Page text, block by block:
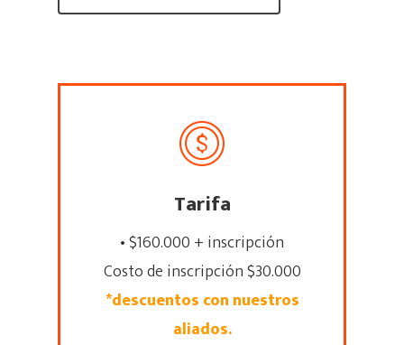
Tarifa
• $160.000 + inscripción
Costo de inscripción $30.000
*descuentos con nuestros
aliados.
Instructores
(60)2 393 6081 | (60)2
(60) 317 893 3072
CORREO ELECTRÓNICO: